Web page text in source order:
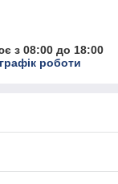
з 08:00 до 18:00
роботи